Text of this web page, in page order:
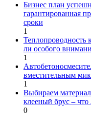
Бизнес план
гарантированная
сроки
1
Теплопроводность
ли особого
1
вместительным
1
Выбираем материал
клееный брус – что
0